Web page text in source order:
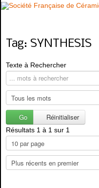
Tag: SYNTHESIS
Texte à Rechercher
Go Réinitialiser
Résultats 1 à 1 sur 1